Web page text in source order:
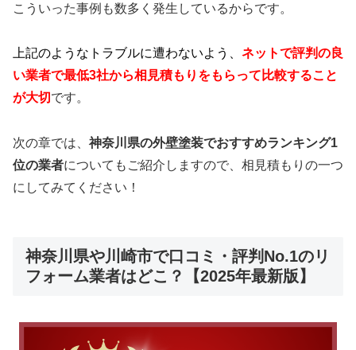
こういった事例も数多く発生しているからです。
上記のようなトラブルに遭わないよう、 ネットで評判の良
い業者で最低3社から相見積もりをもらって比較すること
が大切です。
次の章では、 神奈川県の外壁塗装でおすすめランキング1
位の業者についてもご紹介しますので、相見積もりの一つ
にしてみてください！
神奈川県や川崎市で口コミ・評判No.1のリ
フォーム業者はどこ？【2025年最新版】